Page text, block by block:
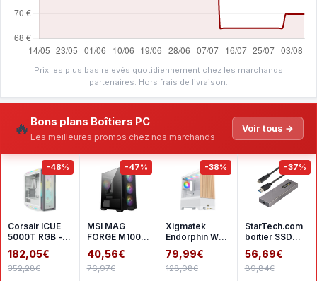
Prix les plus bas relevés quotidiennement chez les marchands
partenaires. Hors frais de livraison.
🔥 Bons plans Boîtiers PC
Les meilleures promos chez nos marchands
Voir tous →
-48%
Corsair ICUE
5000T RGB -
White
182,05€
352,28€
-47%
MSI MAG
FORGE M100R
- Black
40,56€
76,97€
-38%
Xigmatek
Endorphin WD
- White
79,99€
128,98€
-37%
StarTech.com
boitier SSD
M.2 NVMe
SATA
56,69€
89,84€